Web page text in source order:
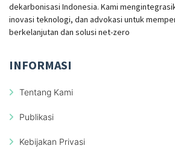
dekarbonisasi Indonesia. Kami
inovasi teknologi, dan advokasi untuk
berkelanjutan dan solusi net-zero
INFORMASI
Tentang Kami
Publikasi
Kebijakan Privasi